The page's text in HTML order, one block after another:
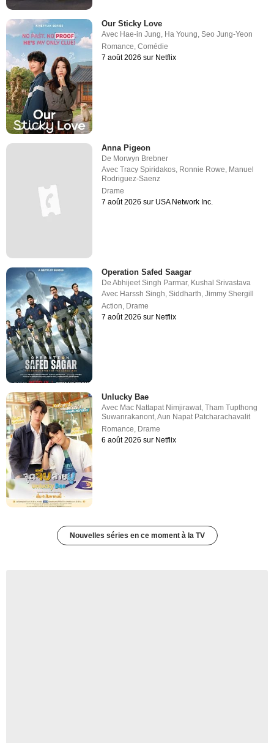
Our Sticky Love
Avec Hae-in Jung Ha Young ,Seo Jung-Yeon
Romance ,Comédie
7 août 2026 sur Netflix
Anna Pigeon
De Morwyn Brebner
AvecTracy Spiridakos, Ronnie Rowe, Manuel
Rodriguez-Saenz
Drame
7 août 2026 sur USA Network Inc.
Operation Safed Saagar
DeAbhijeet Singh Parmar, Kushal Srivastava
Avec Harssh Singh,Siddharth,Jimmy Shergill
Action, Drame
7 août 2026 sur Netflix
Unlucky Bae
Avec Mac Nattapat Nimjirawat ,Tham Tupthong
Suwanrakanont ,Aun Napat Patcharachavalit
Romance Drame
6 août 2026 sur Netflix
Nouvelles séries en ce moment à la TV